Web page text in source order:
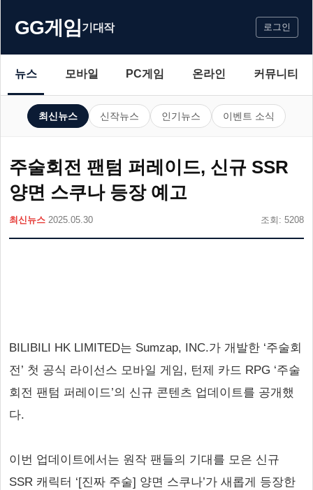
GG게임기대작 로그인
뉴스 모바일 PC게임 온라인 커뮤니티
최신뉴스 신작뉴스 인기뉴스 이벤트 소식
주술회전 팬텀 퍼레이드, 신규 SSR
양면 스쿠나 등장 예고
최신뉴스 2025.05.30 조회: 5208
BILIBILI HK LIMITED는 Sumzap, INC.가 개발한 ‘주술회
전’ 첫 공식 라이선스 모바일 게임, 턴제 카드 RPG ‘주술
회전 팬텀 퍼레이드’의 신규 콘텐츠 업데이트를 공개했
다.
이번 업데이트에서는 원작 팬들의 기대를 모은 신규
SSR 캐릭터 ‘[진짜 주술] 양면 스쿠나’가 새롭게 등장한